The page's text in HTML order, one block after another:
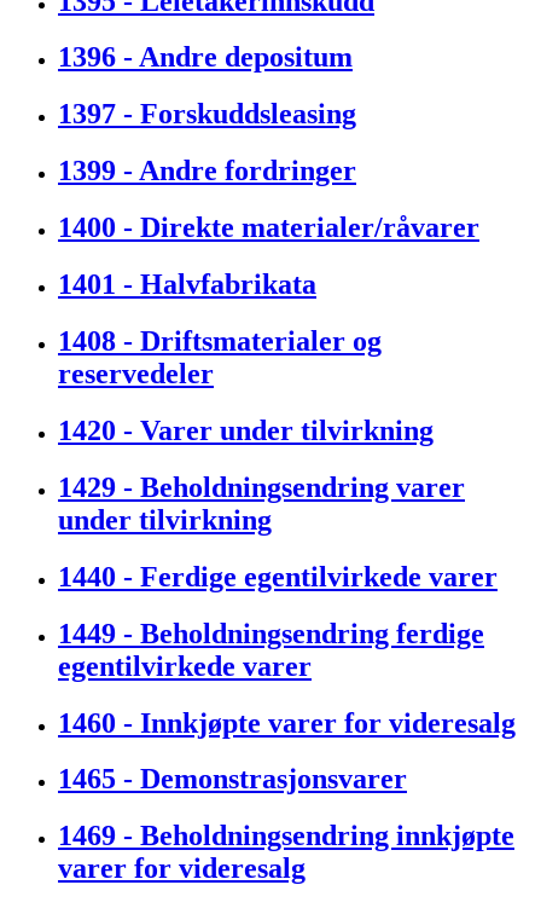
1396 - Andre depositum
1397 - Forskuddsleasing
1399 - Andre fordringer
1400 - Direkte materialer/råvarer
1401 - Halvfabrikata
1408 - Driftsmaterialer og
reservedeler
1420 - Varer under tilvirkning
1429 - Beholdningsendring varer
under tilvirkning
1440 - Ferdige egentilvirkede varer
1449 - Beholdningsendring ferdige
egentilvirkede varer
1460 - Innkjøpte varer for videresalg
1465 - Demonstrasjonsvarer
1469 - Beholdningsendring innkjøpte
varer for videresalg